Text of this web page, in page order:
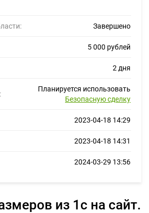
Завершено
5 000 рублей
2 дня
Планируется использовать
Безопасную сделку
2023-04-18 14:29
2023-04-18 14:31
2024-03-29 13:56
из 1с на сайт.